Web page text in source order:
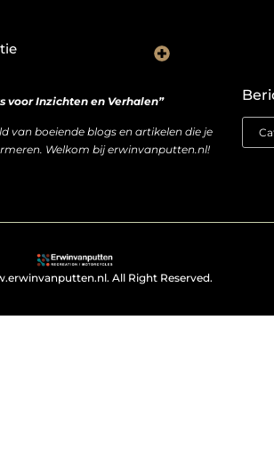
voor Inzichten en Verhalen”
van boeiende blogs en artikelen die je
Welkom bij erwinvanputten.nl!
All Right Reserved.